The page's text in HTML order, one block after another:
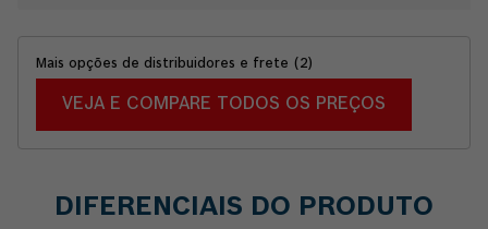
Mais opções de distribuidores e frete ( 2)
VEJA E COMPARE TODOS OS PREÇOS
DIFERENCIAIS DO PRODUTO